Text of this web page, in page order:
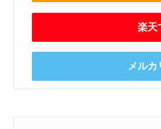
楽天
メルカ